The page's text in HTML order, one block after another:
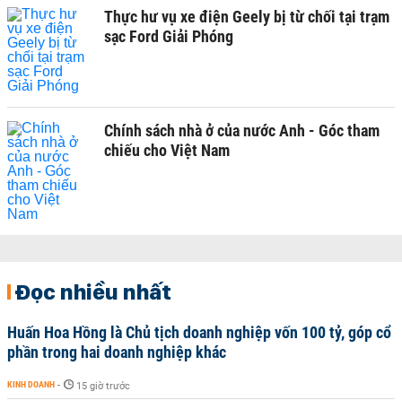
Thực hư vụ xe điện Geely bị từ chối tại trạm
sạc Ford Giải Phóng
Chính sách nhà ở của nước Anh - Góc tham
chiếu cho Việt Nam
Đọc nhiều nhất
Huấn Hoa Hồng là Chủ tịch doanh nghiệp vốn 100 tỷ, góp cổ
phần trong hai doanh nghiệp khác
KINH DOANH - 15 giờ trước